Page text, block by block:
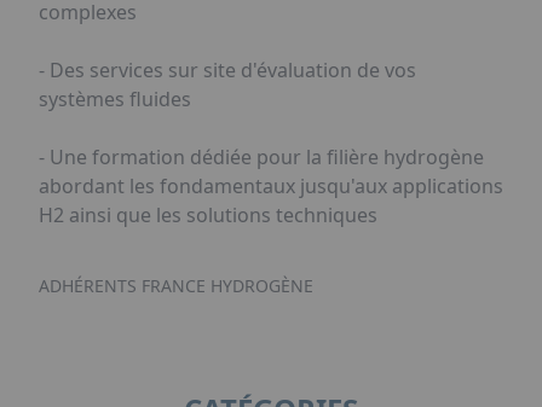
complexes
- Des services sur site d'évaluation de vos
systèmes fluides
- Une formation dédiée pour la filière hydrogène
abordant les fondamentaux jusqu'aux applications
H2 ainsi que les solutions techniques
ADHÉRENTS FRANCE HYDROGÈNE